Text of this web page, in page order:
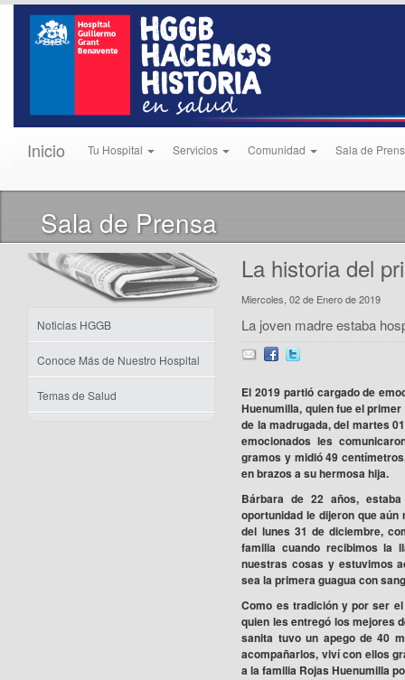
Inicio Tu Hospital Servicios Comunidad Sala de
Sala de Prensa
Noticias HGGB
Conoce Más de Nuestro Hospital
Temas de Salud
La historia del
Miercoles, 02 de Enero de 2019
La joven madre estaba
El 2019 partió cargado de
Huenumilla, quien fue el
de la madrugada, del martes
emocionados les
gramos y midió 49
en brazos a su hermosa hija.
Bárbara de 22 años,
oportunidad le dijeron que
del lunes 31 de diciembre,
familia cuando recibimos la
nuestras cosas y estuvimos
sea la primera guagua con
Como es tradición y por ser
quien les entregó los mejores
sanita tuvo un apego de 40
acompañarlos, viví con ellos
a la familia Rojas Huenumilla